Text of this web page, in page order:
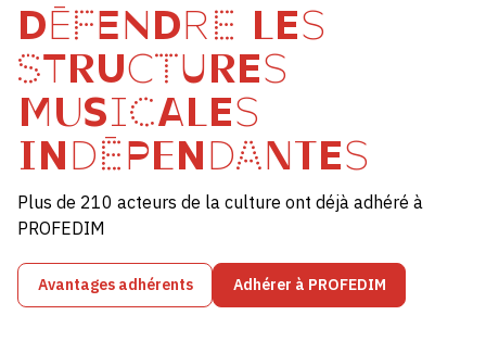
DÉFENDRE LES
STRUCTURES
MUSICALES
INDÉPENDANTES
Plus de 210 acteurs de la culture ont déjà adhéré à
PROFEDIM
Avantages adhérents Adhérer à PROFEDIM